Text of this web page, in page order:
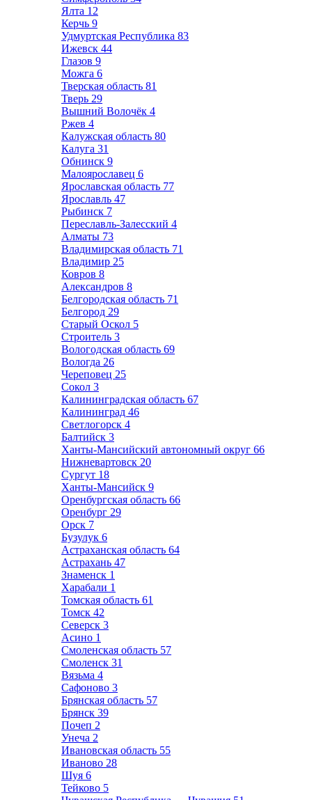
Ялта 12
Керчь 9
Удмуртская Республика 83
Ижевск 44
Глазов 9
Можга 6
Тверская область 81
Тверь 29
Вышний Волочёк 4
Ржев 4
Калужская область 80
Калуга 31
Обнинск 9
Малоярославец 6
Ярославская область 77
Ярославль 47
Рыбинск 7
Переславль-Залесский 4
Алматы 73
Владимирская область 71
Владимир 25
Ковров 8
Александров 8
Белгородская область 71
Белгород 29
Старый Оскол 5
Строитель 3
Вологодская область 69
Вологда 26
Череповец 25
Сокол 3
Калининградская область 67
Калининград 46
Светлогорск 4
Балтийск 3
Ханты-Мансийский автономный округ 66
Нижневартовск 20
Сургут 18
Ханты-Мансийск 9
Оренбургская область 66
Оренбург 29
Орск 7
Бузулук 6
Астраханская область 64
Астрахань 47
Знаменск 1
Харабали 1
Томская область 61
Томск 42
Северск 3
Асино 1
Смоленская область 57
Смоленск 31
Вязьма 4
Сафоново 3
Брянская область 57
Брянск 39
Почеп 2
Унеча 2
Ивановская область 55
Иваново 28
Шуя 6
Тейково 5